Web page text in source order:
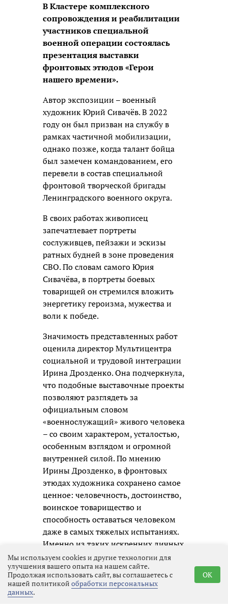
В Кластере комплексного
сопровождения и реабилитации
участников специальной
военной операции состоялась
презентация выставки
фронтовых этюдов «Герои
нашего времени».
Автор экспозиции – военный
художник Юрий Сивачёв. В 2022
году он был призван на службу в
рамках частичной мобилизации,
однако позже, когда талант бойца
был замечен командованием, его
перевели в состав специальной
фронтовой творческой бригады
Ленинградского военного округа.
В своих работах живописец
запечатлевает портреты
сослуживцев, пейзажи и эскизы
ратных будней в зоне проведения
СВО. По словам самого Юрия
Сивачёва, в портреты боевых
товарищей он стремился вложить
энергетику героизма, мужества и
воли к победе.
Значимость представленных работ
оценила директор Мультицентра
социальной и трудовой интеграции
Ирина Дрозденко. Она подчеркнула,
что подобные выставочные проекты
позволяют разглядеть за
официальным словом
«военнослужащий» живого человека
– со своим характером, усталостью,
особенным взглядом и огромной
внутренней силой. По мнению
Ирины Дрозденко, в фронтовых
этюдах художника сохранено самое
ценное: человечность, достоинство,
воинское товарищество и
способность оставаться человеком
даже в самых тяжелых испытаниях.
Именно из таких искренних личных
образов и складывается честная
память о нашем времени для
будущих поколений.
Мы используем cookies и другие технологии для
улучшения вашего опыта на нашем сайте.
Продолжая использовать сайт, вы соглашаетесь с
нашей политикой обработки персональных
данных.
OK